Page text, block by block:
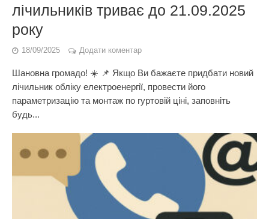
лічильників триває до 21.09.2025
року
18/09/2025 Додати коментар
Шановна громадо! ☀️ 📌 Якщо Ви бажаєте придбати новий
лічильник обліку електроенергії, провести його
параметризацію та монтаж по гуртовій ціні, заповніть
будь...